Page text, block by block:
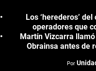
Los ‘herederos’
operadores que
Martín Vizcarra
Obrainsa antes de
Por